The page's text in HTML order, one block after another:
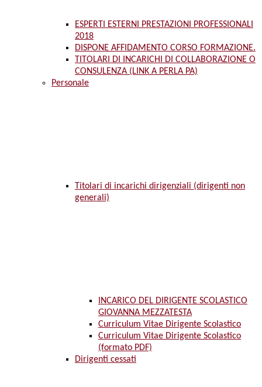
ESPERTI ESTERNI PRESTAZIONI PROFESSIONALI
2018
DISPONE AFFIDAMENTO CORSO FORMAZIONE.
TITOLARI DI INCARICHI DI COLLABORAZIONE O
CONSULENZA (LINK A PERLA PA)
Personale
Titolari di incarichi dirigenziali (dirigenti non
generali)
INCARICO DEL DIRIGENTE SCOLASTICO
GIOVANNA MEZZATESTA
Curriculum Vitae Dirigente Scolastico
Curriculum Vitae Dirigente Scolastico
(formato PDF)
Dirigenti cessati